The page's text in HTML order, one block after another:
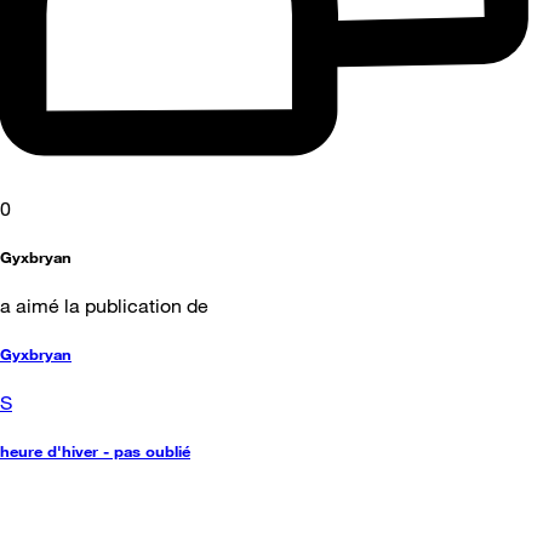
0
Gyxbryan
a aimé la publication de
Gyxbryan
S
heure d'hiver - pas oublié